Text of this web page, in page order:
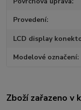
Provedení
LCD display
Modelové označení
Zboží zařazeno v